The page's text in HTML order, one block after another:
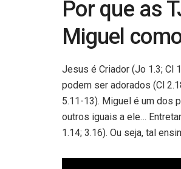
Por que as
Miguel
Jesus é Criador (Jo 1.3; Cl
podem ser adorados (Cl
5.11-13). Miguel é um dos
outros iguais a ele…
1.14; 3.16). Ou seja, tal